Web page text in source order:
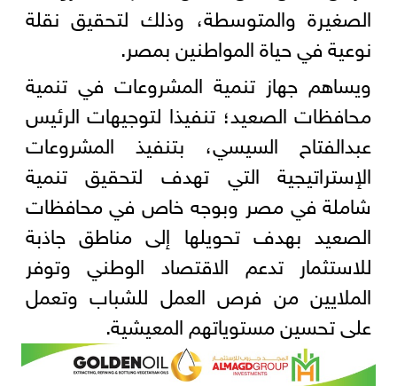
الصغيرة والمتوسطة، وذلك لتحقيق نقلة
نوعية في حياة المواطنين بمصر.
ويساهم جهاز تنمية المشروعات في تنمية
محافظات الصعيد؛ تنفيذا لتوجيهات الرئيس
عبدالفتاح السيسي، بتنفيذ المشروعات
الإستراتيجية التي تهدف لتحقيق تنمية
شاملة في مصر وبوجه خاص في محافظات
الصعيد بهدف تحويلها إلى مناطق جاذبة
للاستثمار تدعم الاقتصاد الوطني وتوفر
الملايين من فرص العمل للشباب وتعمل
على تحسين مستوياتهم المعيشية.